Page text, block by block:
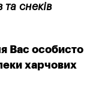
снеків
Вас особисто
харчових